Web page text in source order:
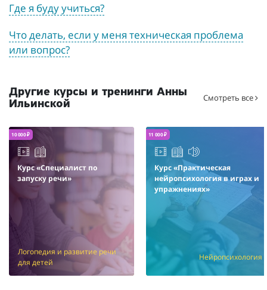
Где я буду учиться?
Что делать, если у меня техническая проблема
или вопрос?
Другие курсы и тренинги Анны
Ильинской
Смотреть все
10 000 ₽
Курс «Специалист по
запуску речи»
Логопедия и развитие речи
для детей
11 000 ₽
Курс «Практическая
нейропсихология в играх и
упражнениях»
Нейропсихология